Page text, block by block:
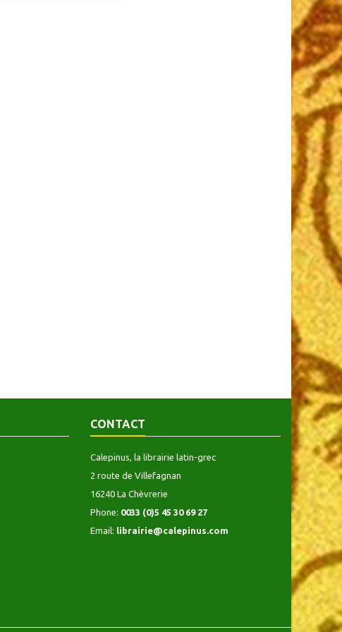
imprimés, bords et coins
CONTACT
Calepinus, la librairie latin-grec
2 route de Villefagnan
16240 La Chèvrerie
Phone: 0033 (0)5 45 30 69 27
Email: librairie@calepinus.com